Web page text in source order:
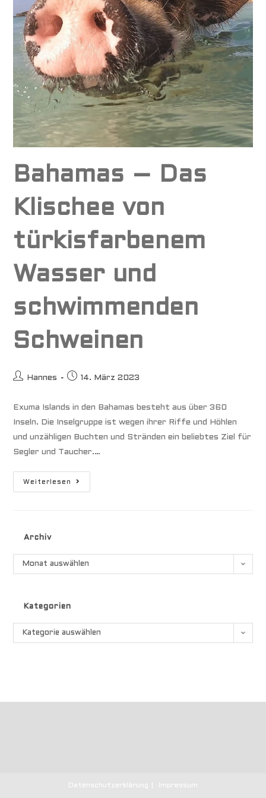
Bahamas – Das
Klischee von
türkisfarbenem
Wasser und
schwimmenden
Schweinen
Beitrags-
Hannes
Beitrag
14. März 2023
Exuma Islands in den Bahamas besteht aus über 360
Inseln. Die Inselgruppe ist wegen ihrer Riffe und Höhlen
und unzähligen Buchten und Stränden ein beliebtes Ziel für
Segler und Taucher.…
Weiterlesen
Bahamas
Schweinen
Archiv
Archiv
Monat auswählen
Kategorien
Kategorien
Kategorie auswählen
Datenschutzerklärung Impressum